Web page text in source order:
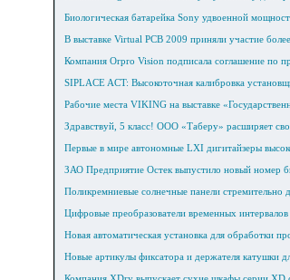
Биологическая батарейка Sony удвоенной
В выставке Virtual PCB 2009 приняли участие
Компания Orpro Vision подписала соглашение по
SIPLACE ACT: Высокоточная калибровка
Рабочие места VIKING на выставке
Здравствуй, 5 класс! ООО «Таберу» расширяет
Первые в мире автономные LXI дигитайзеры
ЗАО Предприятие Остек выпустило новый номер
Поликремниевые солнечные панели стремительно
Цифровые преобразователи временных
Новая автоматическая установка для обработки
Новые артикулы фиксатора и держателя катушки